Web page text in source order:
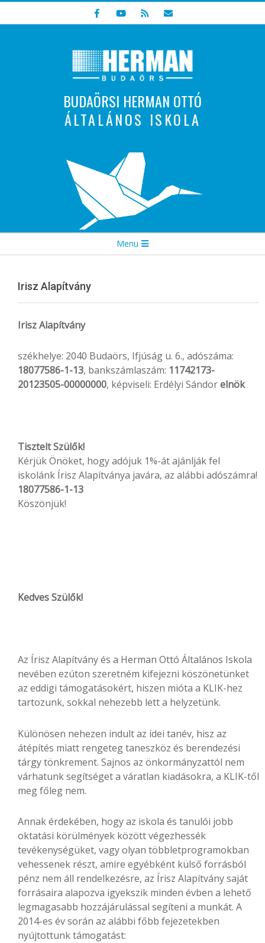
to
BUDAÖRSI HERMAN OTTÓ
ÁLTALÁNOS ISKOLA
Indulunk! Hamarosan újraindul oldalunk!
Menu
Irisz Alapítvány
Irisz Alapítvány
székhelye: 2040 Budaörs, Ifjúság u. 6., adószáma:
18077586-1-13, bankszámlaszám: 11742173-
20123505-00000000, képviseli: Erdélyi Sándorelnök
Tisztelt Szülők!
Kérjük Önöket, hogy adójuk 1%-át ajánlják fel
iskolánk Írisz Alapítványa javára, az alábbi adószámra!
18077586-1-13
Köszönjük!
Kedves Szülők!
Az Írisz Alapítvány és a Herman Ottó Általános Iskola
nevében ezúton szeretném kifejezni köszönetünket
az eddigi támogatásokért, hiszen mióta a KLIK-hez
tartozunk, sokkal nehezebb lett a helyzetünk.
Különösen nehezen indult az idei tanév, hisz az
átépítés miatt rengeteg taneszköz és berendezési
tárgy tönkrement. Sajnos az önkormányzattól nem
várhatunk segítséget a váratlan kiadásokra, a KLIK-től
meg főleg nem.
Annak érdekében, hogy az iskola és tanulói jobb
oktatási körülmények között végezhessék
tevékenységüket, vagy olyan többletprogramokban
vehessenek részt, amire egyébként külső forrásból
pénz nem áll rendelkezésre, az Írisz Alapítvány saját
forrásaira alapozva igyekszik minden évben a lehető
legmagasabb hozzájárulással segíteni a munkát. A
2014-es év során az alábbi főbb fejezetekben
nyújtottunk támogatást: